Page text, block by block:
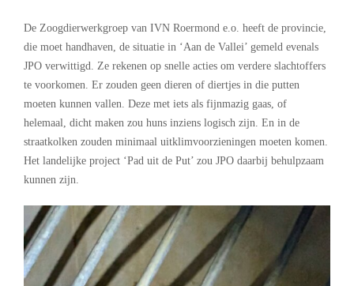
De Zoogdierwerkgroep van IVN Roermond e.o. heeft de provincie,
die moet handhaven, de situatie in ‘Aan de Vallei’ gemeld evenals
JPO verwittigd. Ze rekenen op snelle acties om verdere slachtoffers
te voorkomen. Er zouden geen dieren of diertjes in die putten
moeten kunnen vallen. Deze met iets als fijnmazig gaas, of
helemaal, dicht maken zou huns inziens logisch zijn. En in de
straatkolken zouden minimaal uitklimvoorzieningen moeten komen.
Het landelijke project ‘Pad uit de Put’ zou JPO daarbij behulpzaam
kunnen zijn.